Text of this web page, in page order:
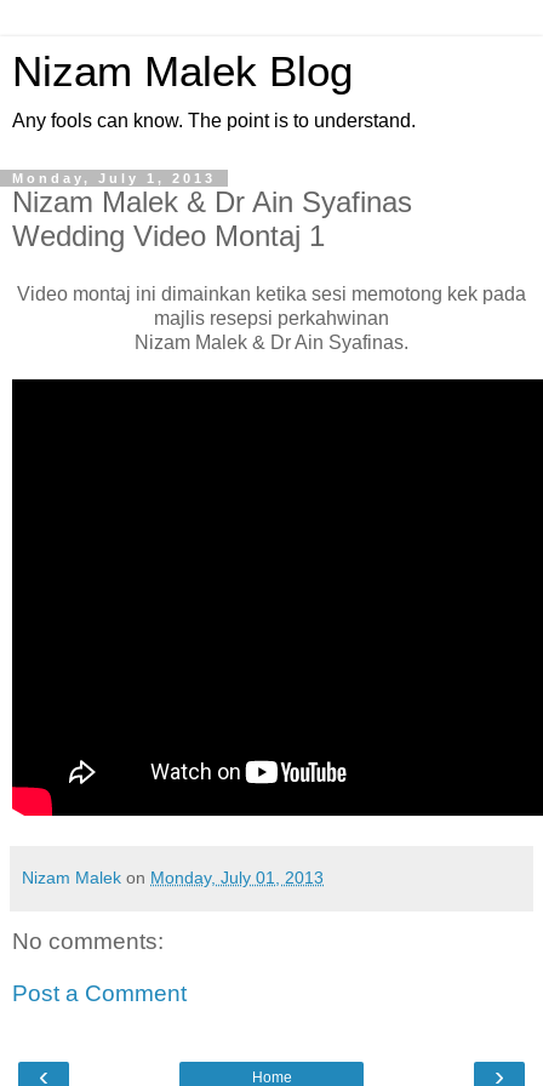
Nizam Malek Blog
Any fools can know. The point is to understand.
Monday, July 1, 2013
Nizam Malek & Dr Ain Syafinas
Wedding Video Montaj 1
Video montaj ini dimainkan ketika sesi memotong kek pada
majlis resepsi perkahwinan
Nizam Malek & Dr Ain Syafinas.
Nizam Malek on Monday, July 01, 2013
No comments:
Post a Comment
‹ ›
Home